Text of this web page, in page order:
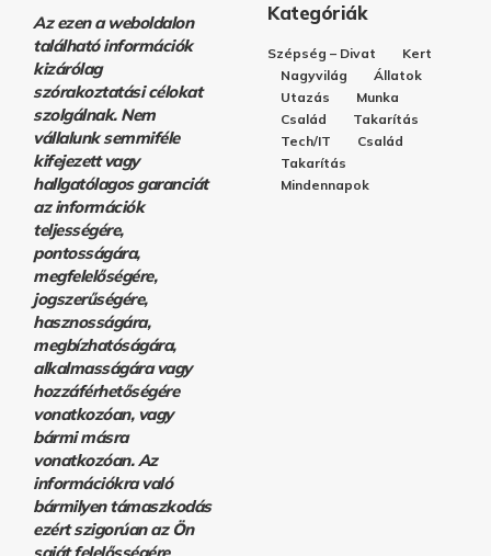
Az ezen a weboldalon
található információk
kizárólag
szórakoztatási célokat
szolgálnak. Nem
vállalunk semmiféle
kifejezett vagy
hallgatólagos garanciát
az információk
teljességére,
pontosságára,
megfelelőségére,
jogszerűségére,
hasznosságára,
megbízhatóságára,
alkalmasságára vagy
hozzáférhetőségére
vonatkozóan, vagy
bármi másra
vonatkozóan. Az
információkra való
bármilyen támaszkodás
ezért szigorúan az Ön
Kategóriák
Szépség – Divat
Kert
Nagyvilág
Állatok
Utazás
Munka
Család
Takarítás
Tech/IT
Család
Takarítás
Mindennapok